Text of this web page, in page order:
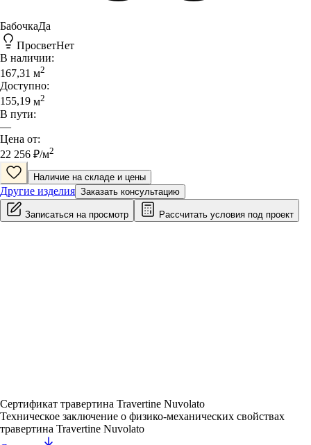
БабочкаДа
ПросветНет
В наличии:
167,31 м2
Доступно:
155,19 м2
В пути:
—
Цена от:
22 256 ₽/м2
Наличие на складе и цены
Другие изделия Заказать консультацию
Записаться на просмотр Рассчитать условия под проект
Сертификат травертина Travertine Nuvolato
Техническое заключение о физико-механических свойствах
травертина Travertine Nuvolato